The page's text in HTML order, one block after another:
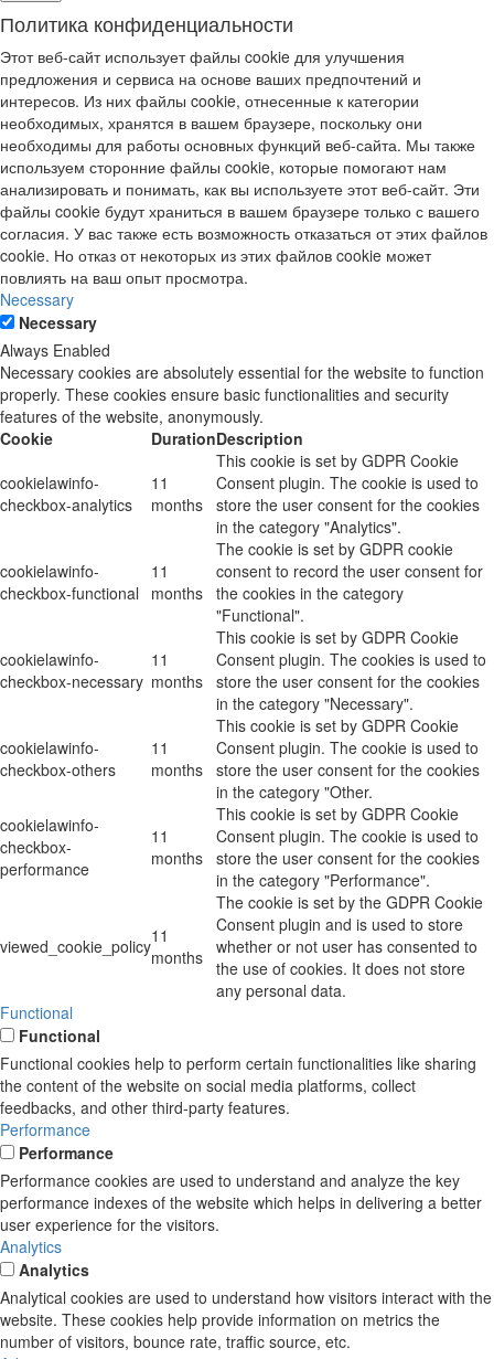
Политика конфиденциальности
Этот веб-сайт использует файлы cookie для улучшения
предложения и сервиса на основе ваших предпочтений и
интересов. Из них файлы cookie, отнесенные к категории
необходимых, хранятся в вашем браузере, поскольку они
необходимы для работы основных функций веб-сайта. Мы также
используем сторонние файлы cookie, которые помогают нам
анализировать и понимать, как вы используете этот веб-сайт. Эти
файлы cookie будут храниться в вашем браузере только с вашего
согласия. У вас также есть возможность отказаться от этих файлов
cookie. Но отказ от некоторых из этих файлов cookie может
повлиять на ваш опыт просмотра.
Necessary
Necessary
Always Enabled
Necessary cookies are absolutely essential for the website to function
properly. These cookies ensure basic functionalities and security
features of the website, anonymously.
Cookie
DurationDescription
cookielawinfo-
checkbox-analytics
11
months
This cookie is set by GDPR Cookie
Consent plugin. The cookie is used to
store the user consent for the cookies
in the category "Analytics".
cookielawinfo-
checkbox-functional
11
months
The cookie is set by GDPR cookie
consent to record the user consent for
the cookies in the category
"Functional".
cookielawinfo-
checkbox-necessary
11
months
This cookie is set by GDPR Cookie
Consent plugin. The cookies is used to
store the user consent for the cookies
in the category "Necessary".
cookielawinfo-
checkbox-others
11
months
This cookie is set by GDPR Cookie
Consent plugin. The cookie is used to
store the user consent for the cookies
in the category "Other.
cookielawinfo-
checkbox-
performance
11
months
This cookie is set by GDPR Cookie
Consent plugin. The cookie is used to
store the user consent for the cookies
in the category "Performance".
viewed_cookie_policy11
months
The cookie is set by the GDPR Cookie
Consent plugin and is used to store
whether or not user has consented to
the use of cookies. It does not store
any personal data.
Functional
Functional
Functional cookies help to perform certain functionalities like sharing
the content of the website on social media platforms, collect
feedbacks, and other third-party features.
Performance
Performance
Performance cookies are used to understand and analyze the key
performance indexes of the website which helps in delivering a better
user experience for the visitors.
Analytics
Analytics
Analytical cookies are used to understand how visitors interact with the
website. These cookies help provide information on metrics the
number of visitors, bounce rate, traffic source, etc.